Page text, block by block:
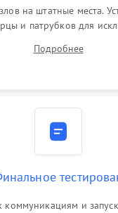
на штатные места.
и патрубков для
хомутов
и установка датчика
Подробнее
и